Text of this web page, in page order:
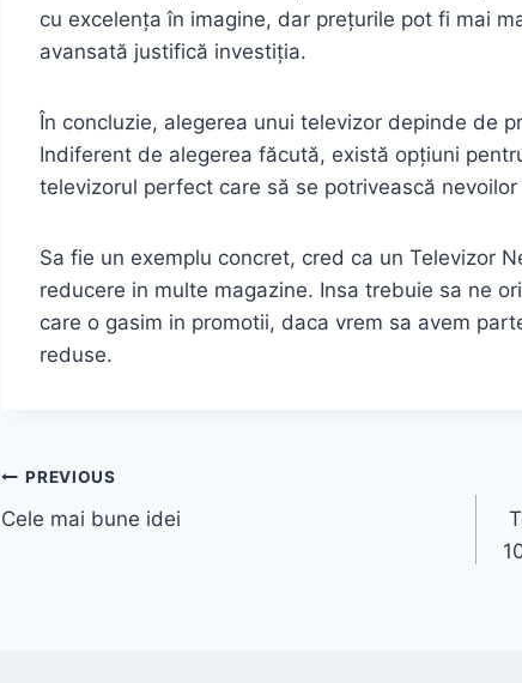
cu excelența în imagine, dar prețurile pot fi mai
avansată justifică investiția.
În concluzie, alegerea unui televizor depinde de
Indiferent de alegerea făcută, există opțiuni
televizorul perfect care să se potrivească nevoilor
Sa fie un exemplu concret, cred ca un Televizor
reducere in multe magazine. Insa trebuie sa ne
care o gasim in promotii, daca vrem sa avem
reduse.
Post
navigation
PREVIOUS
Cele mai bune idei